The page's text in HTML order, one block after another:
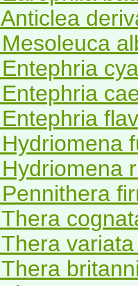
Anticlea
Mesoleuca
Entephria
Entephria
Entephria
Hydriomena
Hydriomena
Pennithera
Thera
Thera
Thera